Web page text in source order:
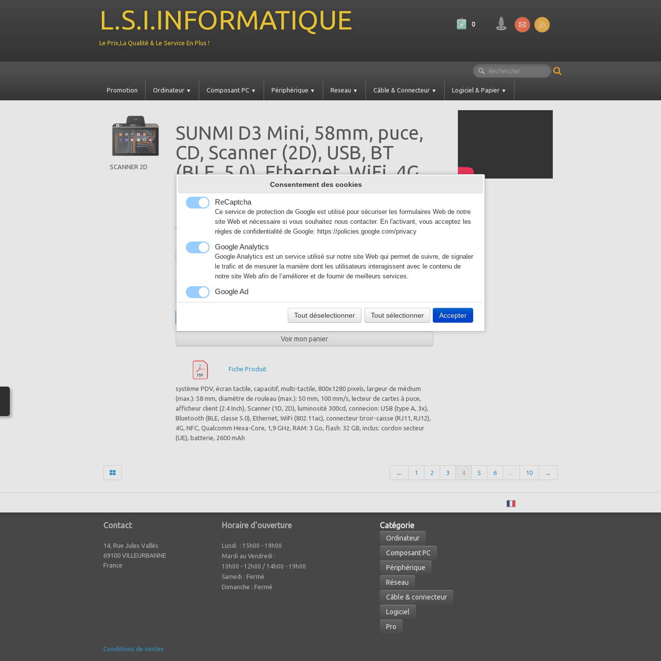
L.S.I.INFORMATIQUE
Le Prix,La Qualité & Le Service En Plus !
0
Promotion Ordinateur ▼ Composant PC ▼ Périphérique ▼ Reseau ▼ Câble & Connecteur ▼ Logiciel & Papier ▼
SCANNER 2D
SUNMI D3 Mini, 58mm, puce,
CD, Scanner (2D), USB, BT
(BLE, 5.0), Ethernet, WiFi, 4G,
NFC
344.90 €
GARANTIE
− +
Ajouter
Voir mon panier
Fiche Produit
système PDV, écran tactile, capacitif, multi-tactile, 800x1280 pixels, largeur de médium
(max.): 58 mm, diamètre de rouleau (max.): 50 mm, 100 mm/s, lecteur de cartes à puce,
afficheur client (2.4 Inch), Scanner (1D, 2D), luminosité 300cd, connecion: USB (type A, 3x),
Bluetooth (BLE, classe 5.0), Ethernet, WiFi (802.11ac), connecteur tiroir-caisse (RJ11, RJ12),
4G, NFC, Qualcomm Hexa-Core, 1,9 GHz, RAM: 3 Go, flash: 32 GB, inclus: cordon secteur
(UE), batterie, 2600 mAh
← 1 2 3 4 5 6 ... 10 →
Contact
14, Rue Jules Vallès
69100 VILLEURBANNE
France
Horaire d'ouverture
Lundi : 15h00 - 19h00
Mardi au Vendredi :
10h00 - 12h00 / 14h00 - 19h00
Samedi : Fermé
Dimanche : Fermé
Catégorie
Ordinateur
Composant PC
Périphérique
Réseau
Câble & connecteur
Logiciel
Pro
Conditions de ventes
Consentement des cookies
ReCaptcha
Ce service de protection de Google est utilisé pour sécuriser les formulaires Web de notre
site Web et nécessaire si vous souhaitez nous contacter. En l'activant, vous acceptez les
règles de confidentialité de Google: https://policies.google.com/privacy
Google Analytics
Google Analytics est un service utilisé sur notre site Web qui permet de suivre, de signaler
le trafic et de mesurer la manière dont les utilisateurs interagissent avec le contenu de
notre site Web afin de l’améliorer et de fournir de meilleurs services.
Google Ad
Notre site Web utilise Google Ads pour afficher du contenu publicitaire. En l'activant, vous
acceptez les règles de confidentialité de Google:
https://policies.google.com/technologies/ads?hl=fr
Tout déselectionner Tout sélectionner Accepter